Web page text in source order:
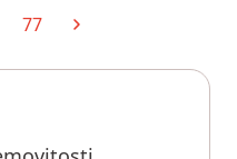
77 Další